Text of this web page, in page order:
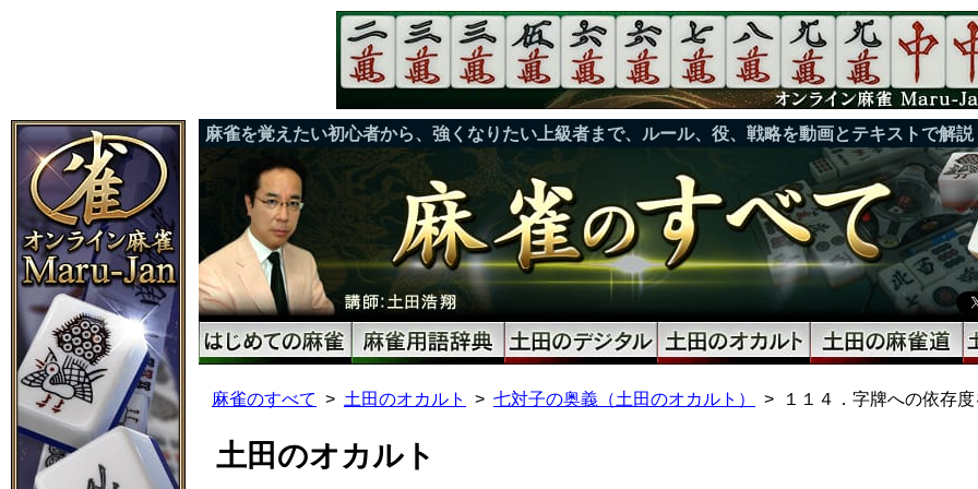
麻雀を覚えたい初心者から、強くなりたい上級者まで、ルール、役、戦略を動画とテキストで解説
麻雀のすべて 土田のオカルト 七対子の奥義（土田のオカルト） １１４．字牌への依存
土田のオカルト